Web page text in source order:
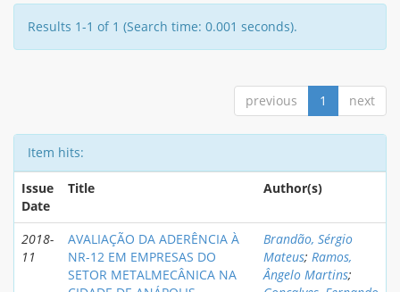
Results 1-1 of 1 (Search time: 0.001 seconds).
previous 1 next
Item hits:
Issue
Date
Title Author(s)
2018-
11
AVALIAÇÃO DA ADERÊNCIA À
NR-12 EM EMPRESAS DO
SETOR METALMECÂNICA NA
Brandão, Sérgio
Mateus; Ramos,
Ângelo Martins;